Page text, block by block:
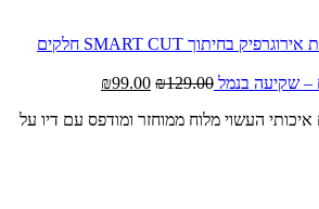
₪129.00
המחיר
היה:
₪99.00
הוא:
חלקים איכותי העשוי מלוח ממוחזר ומודפס עם דיו על